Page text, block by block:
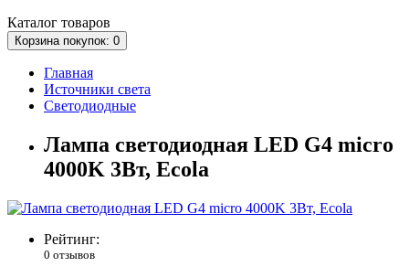
Каталог товаров
Корзина покупок: 0
Главная
Источники света
Светодиодные
Лампа светодиодная LED G4 micro
4000K 3Вт, Ecola
Рейтинг:
0 отзывов